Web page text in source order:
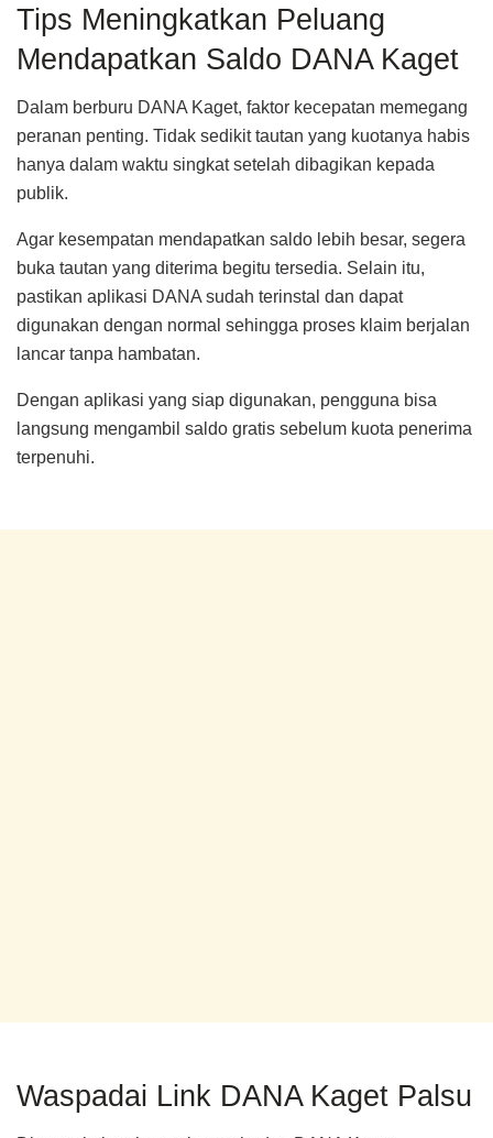
Tips Meningkatkan Peluang
Mendapatkan Saldo DANA Kaget
Dalam berburu DANA Kaget, faktor kecepatan memegang
peranan penting. Tidak sedikit tautan yang kuotanya habis
hanya dalam waktu singkat setelah dibagikan kepada
publik.
Agar kesempatan mendapatkan saldo lebih besar, segera
buka tautan yang diterima begitu tersedia. Selain itu,
pastikan aplikasi DANA sudah terinstal dan dapat
digunakan dengan normal sehingga proses klaim berjalan
lancar tanpa hambatan.
Dengan aplikasi yang siap digunakan, pengguna bisa
langsung mengambil saldo gratis sebelum kuota penerima
terpenuhi.
Waspadai Link DANA Kaget Palsu